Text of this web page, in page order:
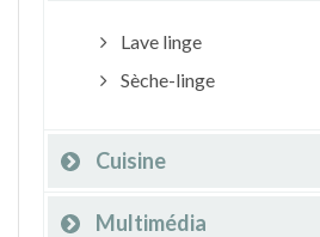
Lave linge
Sèche-linge
Cuisine
Multimédia